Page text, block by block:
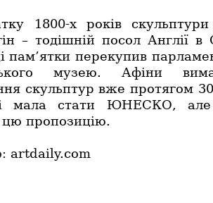
1800-х років
– тодішній посол Англії в
пам’ятки перекупив
музею. Афіни
скульптур вже протягом
мала стати ЮНЕСКО, але
цю пропозицію.
artdaily.com